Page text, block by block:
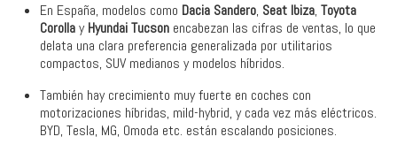
En España, modelos como Dacia Sandero, Seat Ibiza, Toyota
CorollayHyundai Tucson encabezan las cifras de ventas, lo que
delata una clara preferencia generalizada por utilitarios
compactos, SUV medianos y modelos híbridos.
También hay crecimiento muy fuerte en coches con
motorizaciones híbridas, mild-hybrid, y cada vez más eléctricos.
BYD, Tesla, MG, Omoda etc. están escalando posiciones.